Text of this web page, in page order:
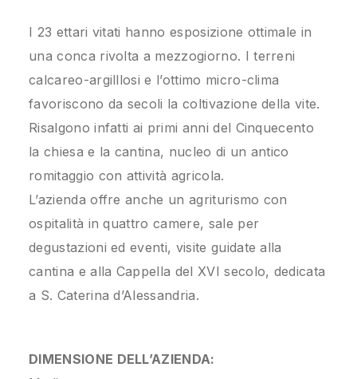
I 23 ettari vitati hanno esposizione ottimale in
una conca rivolta a mezzogiorno. I terreni
calcareo-argilllosi e l’ottimo micro-clima
favoriscono da secoli la coltivazione della vite.
Risalgono infatti ai primi anni del Cinquecento
la chiesa e la cantina, nucleo di un antico
romitaggio con attività agricola.
L’azienda offre anche un agriturismo con
ospitalità in quattro camere, sale per
degustazioni ed eventi, visite guidate alla
cantina e alla Cappella del XVI secolo, dedicata
a S. Caterina d’Alessandria.
DIMENSIONE DELL’AZIENDA: